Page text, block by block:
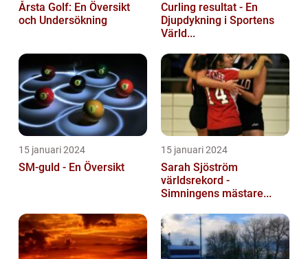
Årsta Golf: En Översikt
och Undersökning
Curling resultat - En
Djupdykning i Sportens
Värld...
15 januari 2024
SM-guld - En Översikt
15 januari 2024
Sarah Sjöström
världsrekord -
Simningens mästare...